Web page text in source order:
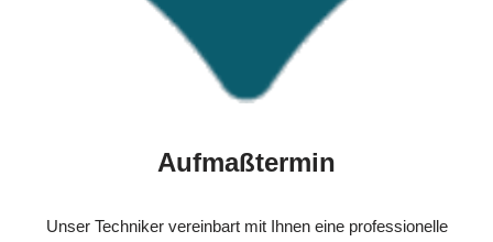
Aufmaßtermin
Unser Techniker vereinbart mit Ihnen eine professionelle